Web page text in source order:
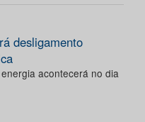
desligamento
acontecerá no dia